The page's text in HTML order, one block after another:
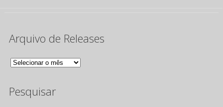
Arquivo de Releases
Arquivo
Releases
Pesquisar